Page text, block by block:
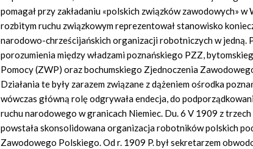
pomagał przy zakładaniu «polskich związków zawodowych» w
rozbitym ruchu związkowym reprezentował stanowisko
narodowo-chrześcijańskich organizacji robotniczych w jedną.
porozumienia między władzami poznańskiego PZZ,
Pomocy (ZWP) oraz bochumskiego Zjednoczenia
Działania te były zarazem związane z dążeniem ośrodka
wówczas główną rolę odgrywała endecja, do
ruchu narodowego w granicach Niemiec. Du. 6 V 1909 z
powstała skonsolidowana organizacja robotników polskich
Zawodowego Polskiego. Od r. 1909 P. był sekretarzem